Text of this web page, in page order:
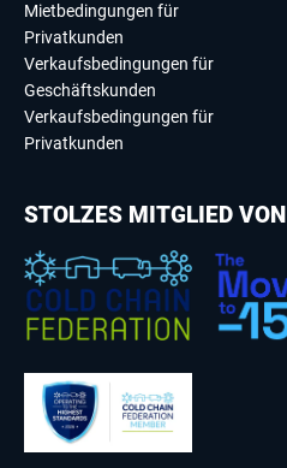
Mietbedingungen für
Privatkunden
Verkaufsbedingungen für
Geschäftskunden
Verkaufsbedingungen für
Privatkunden
STOLZES MITGLIED VON